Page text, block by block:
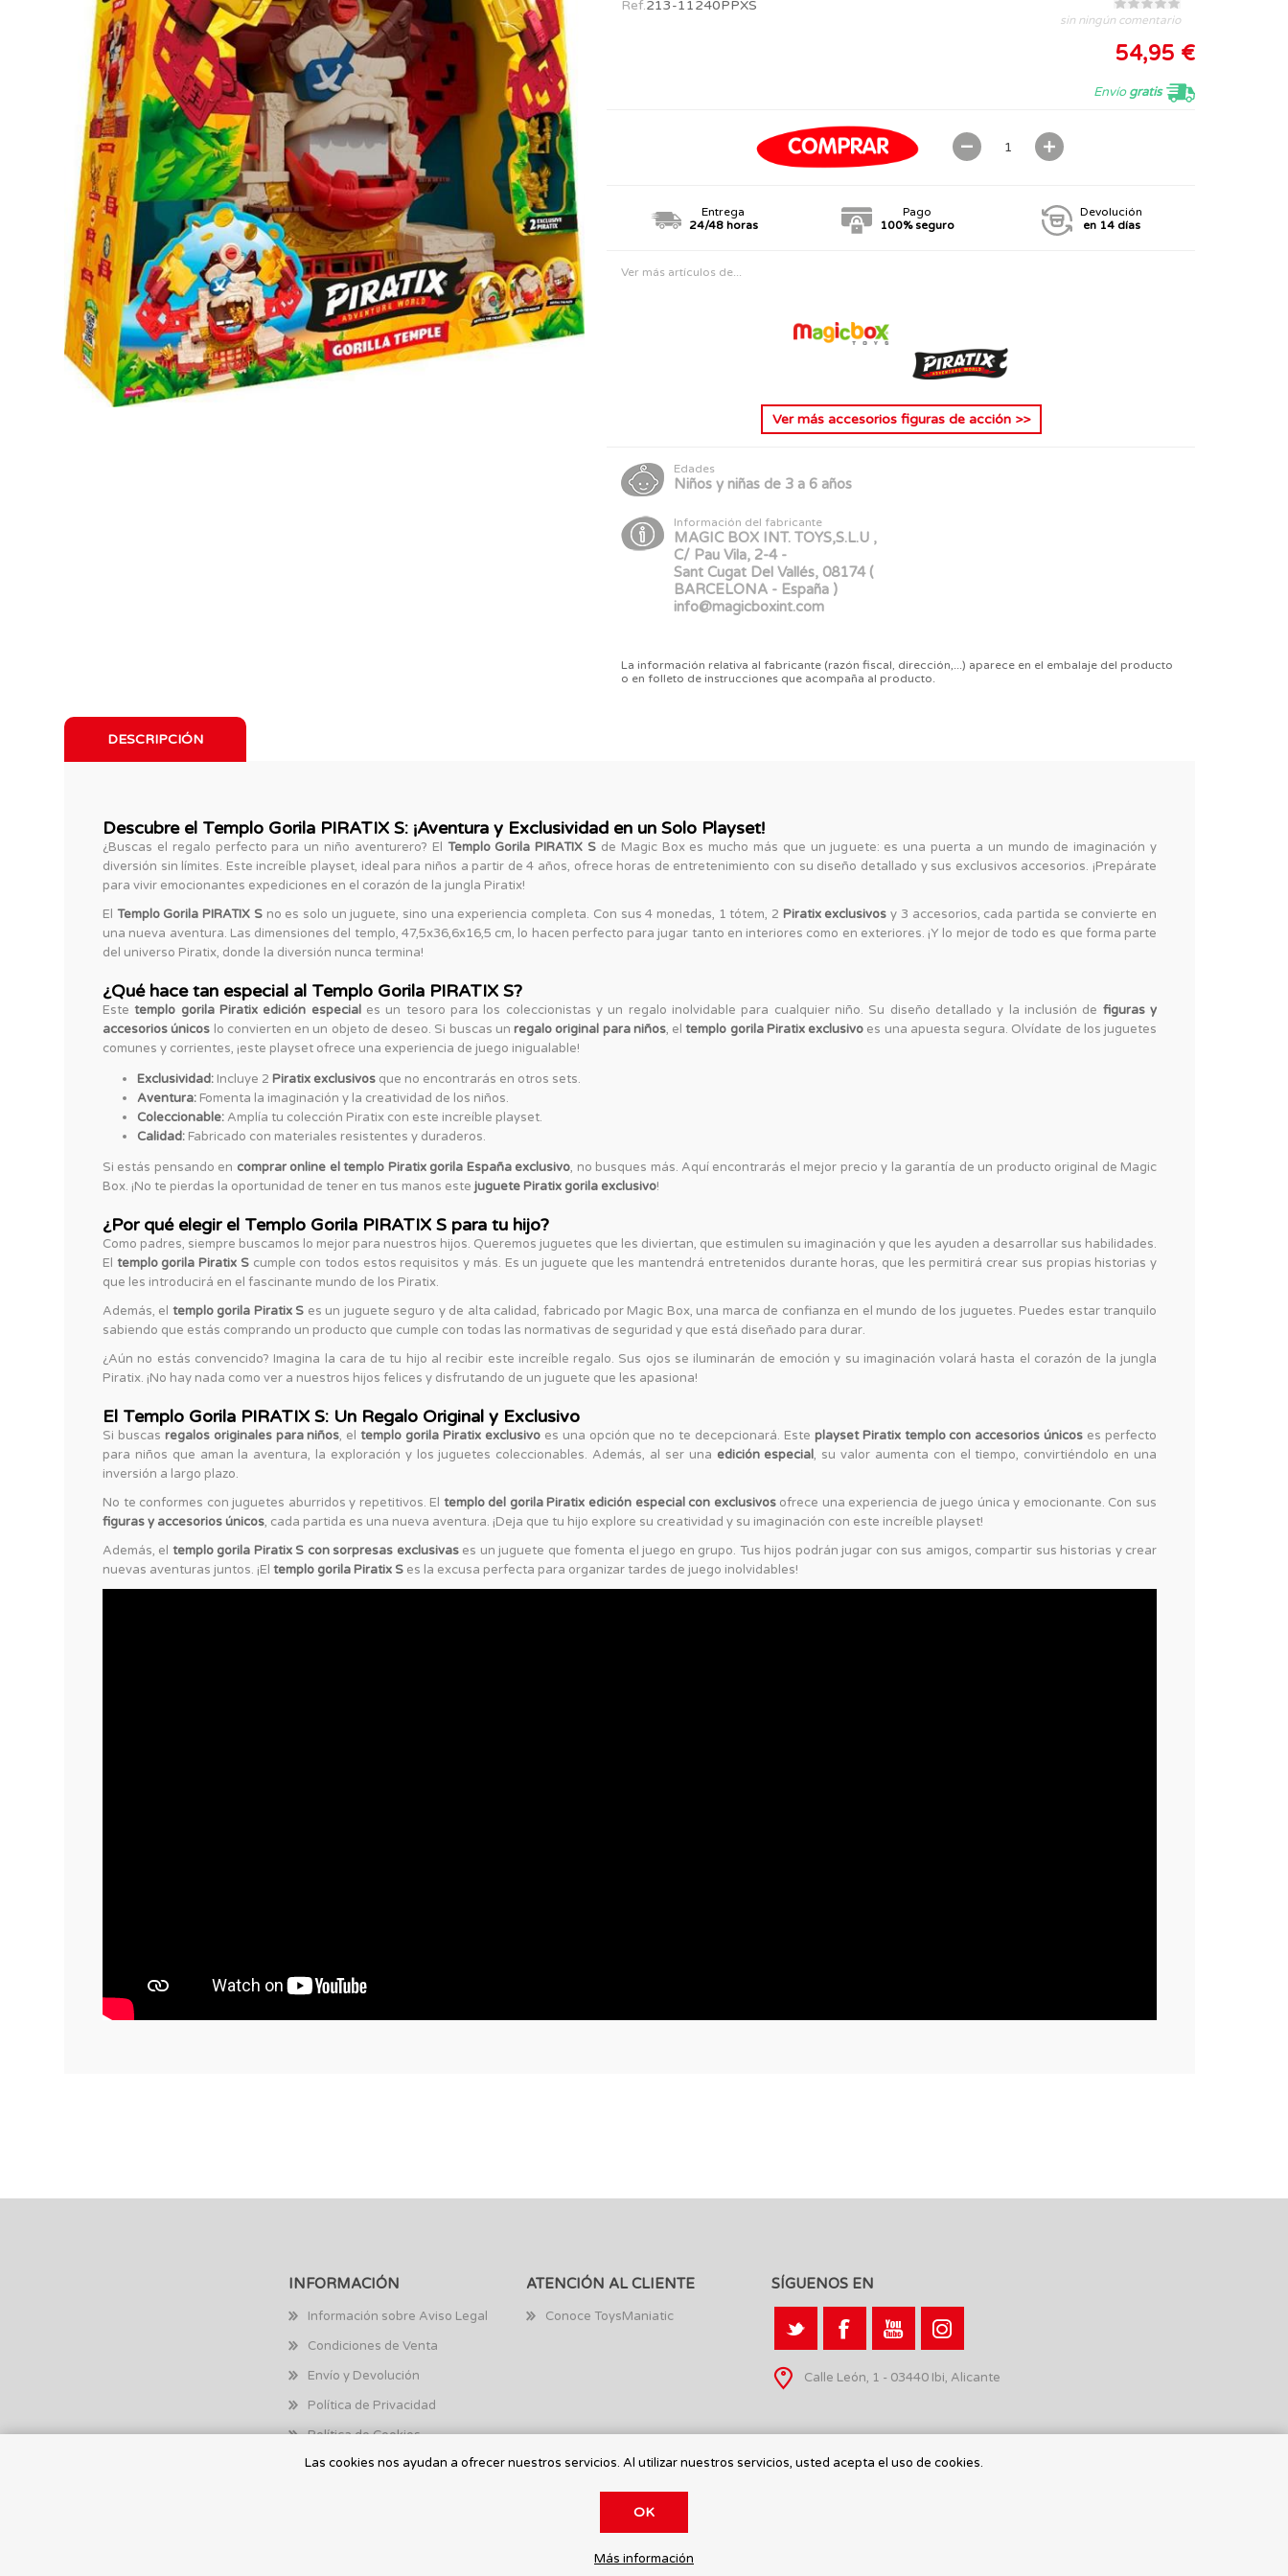
PERSONAJES
Ref.213-11240PPXS
sin ningún comentario
54,95 €
Envíogratis
Entrega
24/48 horas
Pago
100% seguro
Devolución
en 14 días
Ver más artículos de...
Ver más accesorios figuras de acción>>
Edades
Niños y niñas de 3 a 6 años
Información del fabricante
MAGIC BOX INT. TOYS,S.L.U ,
C/ Pau Vila, 2-4 -
Sant Cugat Del Vallés, 08174 (
BARCELONA - España )
info@magicboxint.com
La información relativa al fabricante (razón fiscal, dirección,...) aparece en el embalaje del producto
o en folleto de instrucciones que acompaña al producto.
DESCRIPCIÓN
Descubre el Templo Gorila PIRATIX S: ¡Aventura y Exclusividad en un Solo Playset!
¿Buscas el regalo perfecto para un niño aventurero? El Templo Gorila PIRATIX S de Magic Box es mucho más que un juguete: es una puerta a un mundo de imaginación y
diversión sin límites. Este increíble playset, ideal para niños a partir de 4 años, ofrece horas de entretenimiento con su diseño detallado y sus exclusivos accesorios. ¡Prepárate
para vivir emocionantes expediciones en el corazón de la jungla Piratix!
El Templo Gorila PIRATIX Sno es solo un juguete, sino una experiencia completa. Con sus 4 monedas, 1 tótem, 2 Piratix exclusivos y 3 accesorios, cada partida se convierte en
una nueva aventura. Las dimensiones del templo, 47,5x36,6x16,5 cm, lo hacen perfecto para jugar tanto en interiores como en exteriores. ¡Y lo mejor de todo es que forma parte
del universo Piratix, donde la diversión nunca termina!
¿Qué hace tan especial al Templo Gorila PIRATIX S?
Estetemplo gorila Piratix edición especiales un tesoro para los coleccionistas y un regalo inolvidable para cualquier niño. Su diseño detallado y la inclusión de figuras y
accesorios únicos lo convierten en un objeto de deseo. Si buscas un regalo original para niños, eltemplo gorila Piratix exclusivo es una apuesta segura. Olvídate de los juguetes
comunes y corrientes, ¡este playset ofrece una experiencia de juego inigualable!
Exclusividad: Incluye 2 Piratix exclusivos que no encontrarás en otros sets.
Aventura: Fomenta la imaginación y la creatividad de los niños.
Coleccionable:Amplía tu colección Piratix con este increíble playset.
Calidad: Fabricado con materiales resistentes y duraderos.
Si estás pensando en comprar online el templo Piratix gorila España exclusivo, no busques más. Aquí encontrarás el mejor precio y la garantía de un producto original de Magic
Box. ¡No te pierdas la oportunidad de tener en tus manos este juguete Piratix gorila exclusivo!
¿Por qué elegir el Templo Gorila PIRATIX S para tu hijo?
Como padres, siempre buscamos lo mejor para nuestros hijos. Queremos juguetes que les diviertan, que estimulen su imaginación y que les ayuden a desarrollar sus habilidades.
El templo gorila Piratix Scumple con todos estos requisitos y más. Es un juguete que les mantendrá entretenidos durante horas, que les permitirá crear sus propias historias y
que les introducirá en el fascinante mundo de los Piratix.
Además, el templo gorila Piratix S es un juguete seguro y de alta calidad, fabricado por Magic Box, una marca de confianza en el mundo de los juguetes. Puedes estar tranquilo
sabiendo que estás comprando un producto que cumple con todas las normativas de seguridad y que está diseñado para durar.
¿Aún no estás convencido? Imagina la cara de tu hijo al recibir este increíble regalo. Sus ojos se iluminarán de emoción y su imaginación volará hasta el corazón de la jungla
Piratix. ¡No hay nada como ver a nuestros hijos felices y disfrutando de un juguete que les apasiona!
El Templo Gorila PIRATIX S: Un Regalo Original y Exclusivo
Si buscas regalos originales para niños, eltemplo gorila Piratix exclusivoes una opción que no te decepcionará. Este playset Piratix templo con accesorios únicos es perfecto
para niños que aman la aventura, la exploración y los juguetes coleccionables. Además, al ser una edición especial, su valor aumenta con el tiempo, convirtiéndolo en una
inversión a largo plazo.
No te conformes con juguetes aburridos y repetitivos. El templo del gorila Piratix edición especial con exclusivosofrece una experiencia de juego única y emocionante. Con sus
figuras y accesorios únicos, cada partida es una nueva aventura. ¡Deja que tu hijo explore su creatividad y su imaginación con este increíble playset!
Además, el templo gorila Piratix S con sorpresas exclusivases un juguete que fomenta el juego en grupo. Tus hijos podrán jugar con sus amigos, compartir sus historias y crear
nuevas aventuras juntos. ¡El templo gorila Piratix S es la excusa perfecta para organizar tardes de juego inolvidables!
INFORMACIÓN
Información sobre Aviso Legal
Condiciones de Venta
Envío y Devolución
Política de Privacidad
Política de Cookies
ATENCIÓN AL CLIENTE
Conoce ToysManiatic
SÍGUENOS EN
Calle León, 1 - 03440 Ibi, Alicante
Las cookies nos ayudan a ofrecer nuestros servicios. Al utilizar nuestros servicios, usted acepta el uso de cookies.
OK
Más información